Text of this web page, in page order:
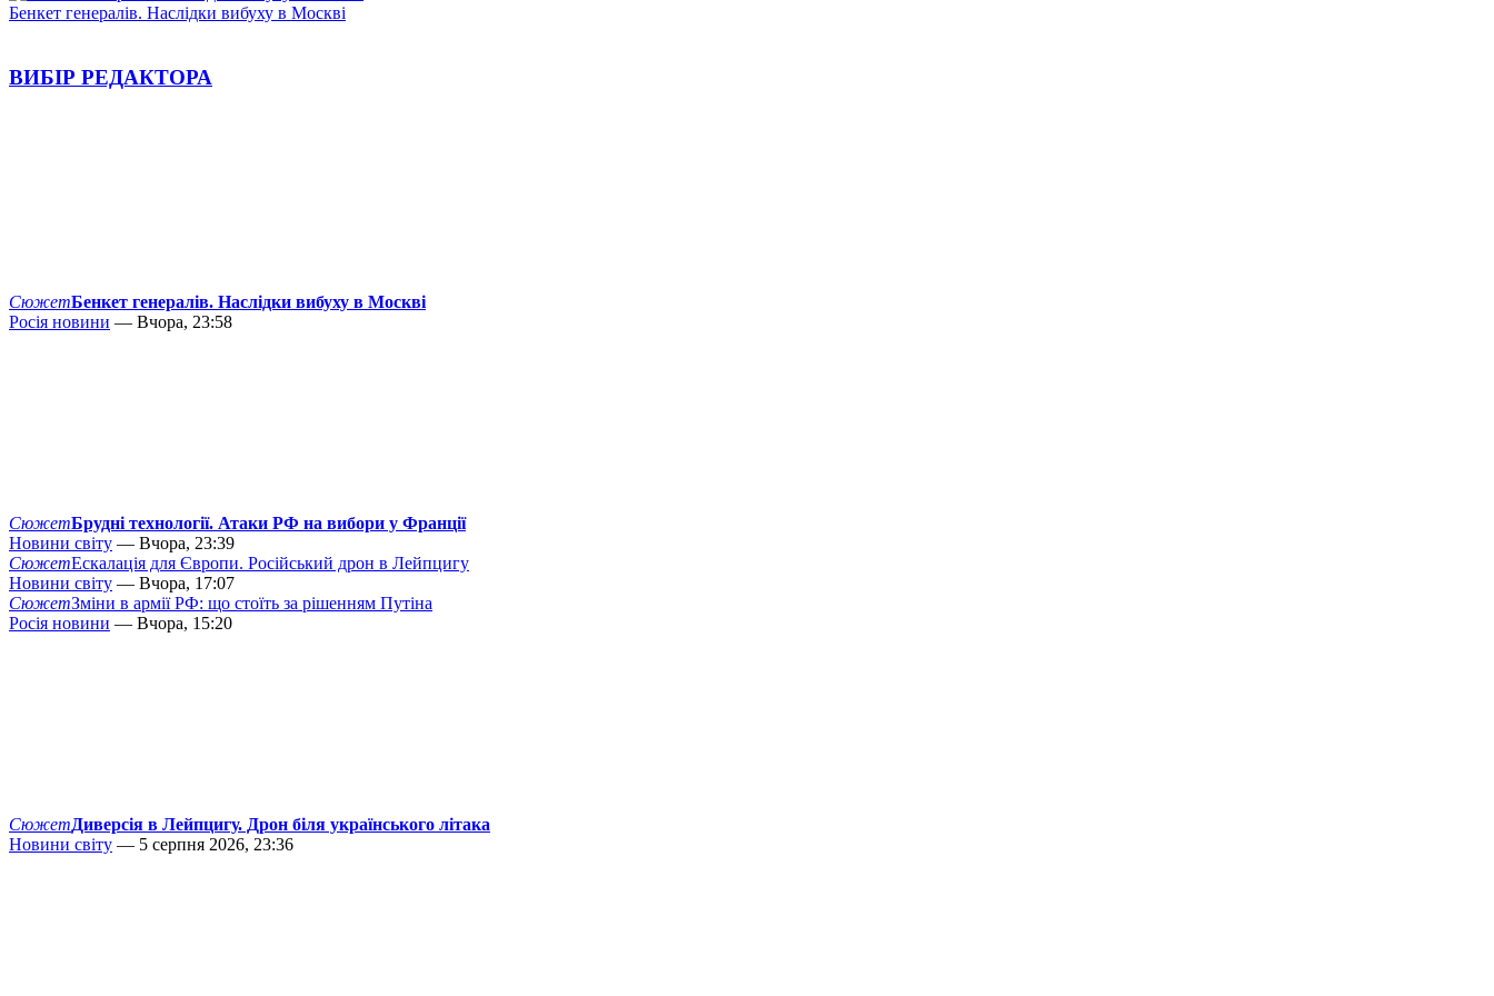
Бенкет генералів. Наслідки вибуху в Москві
ВИБІР РЕДАКТОРА
СюжетБенкет генералів. Наслідки вибуху в Москві
Росія новини — Вчора, 23:58
СюжетБрудні технології. Атаки РФ на вибори у Франції
Новини світу — Вчора, 23:39
СюжетЕскалація для Європи. Російський дрон в Лейпцигу
Новини світу — Вчора, 17:07
СюжетЗміни в армії РФ: що стоїть за рішенням Путіна
Росія новини — Вчора, 15:20
СюжетДиверсія в Лейпцигу. Дрон біля українського літака
Новини світу — 5 серпня 2026, 23:36